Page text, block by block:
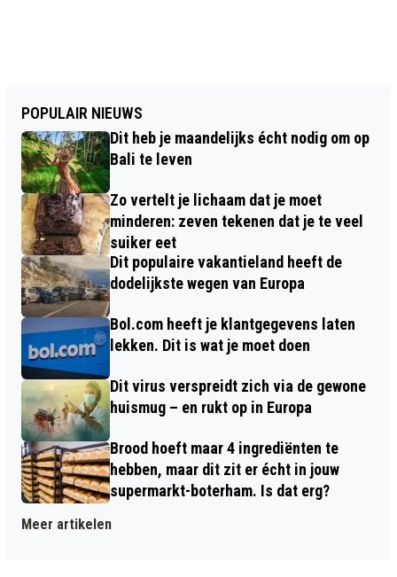
POPULAIR NIEUWS
Dit heb je maandelijks écht nodig om op
Bali te leven
Zo vertelt je lichaam dat je moet
minderen: zeven tekenen dat je te veel
suiker eet
Dit populaire vakantieland heeft de
dodelijkste wegen van Europa
Bol.com heeft je klantgegevens laten
lekken. Dit is wat je moet doen
Dit virus verspreidt zich via de gewone
huismug – en rukt op in Europa
Brood hoeft maar 4 ingrediënten te
hebben, maar dit zit er écht in jouw
supermarkt-boterham. Is dat erg?
Meer artikelen